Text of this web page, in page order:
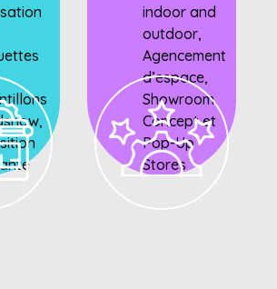
indoor and
outdoor,
Agencement
d’espace,
Showroom
Concept et
Pop-Up
Stores